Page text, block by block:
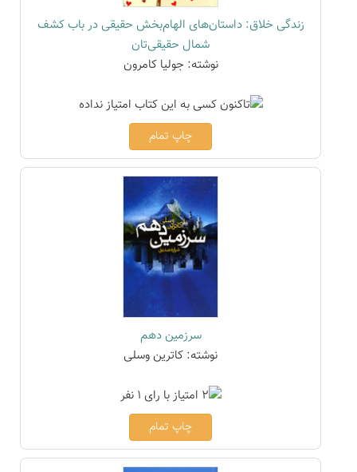
زندگی خلاق: داستان‌های الهام‌بخش حقیقی در باب کشف
شمال حقیقی‌تان
نوشته: جولیا کامرون
چاپ تمام
سرزمین دهم
نوشته: کاترین وسلی
چاپ تمام